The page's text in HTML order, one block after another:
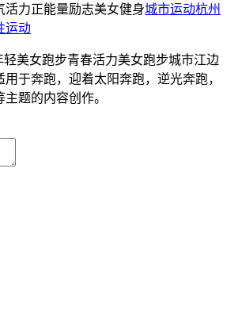
活力正能量励志美女健身城市运动杭州
运动
轻美女跑步青春活力美女跑步城市江边
用于奔跑，迎着太阳奔跑，逆光奔跑，
主题的内容创作。